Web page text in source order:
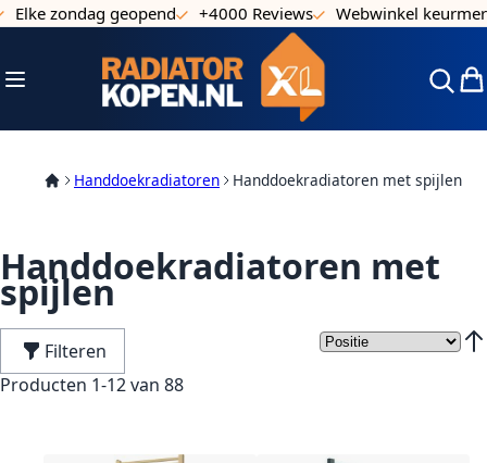
Ga naar de inhoud
zondag geopend +4000 Reviews Webwinkel keurmerk
Toggle Nav
Handdoekradiatoren Handdoekradiatoren met spijlen
Handdoekradiatoren met
spijlen
Filteren
Producten 1-12van 88